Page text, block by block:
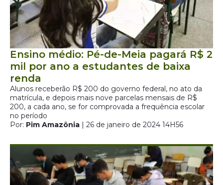
Ensino médio: Pé-de-Meia pagará R$ 2
mil por ano a estudantes de baixa
renda
Alunos receberão R$ 200 do governo federal, no ato da
matrícula, e depois mais nove parcelas mensais de R$
200, a cada ano, se for comprovada a frequência escolar
no período
Por: Pim Amazônia | 26 de janeiro de 2024 14H56